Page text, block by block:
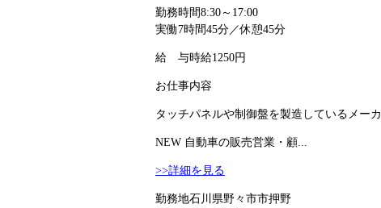
勤務時間8:30～17:00
実働7時間45分／休憩45分
給 与時給1250円
お仕事内容
タッチパネルや制御盤を製造しているメー
NEW 自動車の販売営業・顧...
>>詳細を見る
勤務地石川県野々市市押野